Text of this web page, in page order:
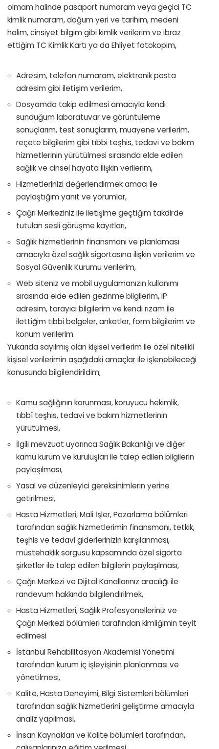
olmam halinde pasaport numaram veya geçici TC
kimlik numaram, doğum yeri ve tarihim, medeni
halim, cinsiyet bilgim gibi kimlik verilerim ve ibraz
ettiğim TC Kimlik Kartı ya da Ehliyet fotokopim,
Adresim, telefon numaram, elektronik posta
adresim gibi iletişim verilerim,
Dosyamda takip edilmesi amacıyla kendi
sunduğum laboratuvar ve görüntüleme
sonuçlarım, test sonuçlarım, muayene verilerim,
reçete bilgilerim gibi tıbbi teşhis, tedavi ve bakım
hizmetlerinin yürütülmesi sırasında elde edilen
sağlık ve cinsel hayata ilişkin verilerim,
Hizmetlerinizi değerlendirmek amacı ile
paylaştığım yanıt ve yorumlar,
Çağrı Merkeziniz ile iletişime geçtiğim takdirde
tutulan sesli görüşme kayıtları,
Sağlık hizmetlerinin finansmanı ve planlaması
amacıyla özel sağlık sigortasına ilişkin verilerim ve
Sosyal Güvenlik Kurumu verilerim,
Web siteniz ve mobil uygulamanızın kullanımı
sırasında elde edilen gezinme bilgilerim, IP
adresim, tarayıcı bilgilerim ve kendi rızam ile
ilettiğim tıbbi belgeler, anketler, form bilgilerim ve
konum verilerim.
Yukarıda sayılmış olan kişisel verilerim ile özel nitelikli
kişisel verilerimin aşağıdaki amaçlar ile işlenebileceği
konusunda bilgilendirildim;
Kamu sağlığının korunması, koruyucu hekimlik,
tıbbî teşhis, tedavi ve bakım hizmetlerinin
yürütülmesi,
İlgili mevzuat uyarınca Sağlık Bakanlığı ve diğer
kamu kurum ve kuruluşları ile talep edilen bilgilerin
paylaşılması,
Yasal ve düzenleyici gereksinimlerin yerine
getirilmesi,
Hasta Hizmetleri, Mali İşler, Pazarlama bölümleri
tarafından sağlık hizmetlerimin finansmanı, tetkik,
teşhis ve tedavi giderlerinizin karşılanması,
müstehaklık sorgusu kapsamında özel sigorta
şirketler ile talep edilen bilgilerin paylaşılması,
Çağrı Merkezi ve Dijital Kanallarınız aracılığı ile
randevum hakkında bilgilendirilmek,
Hasta Hizmetleri, Sağlık Profesyonelleriniz ve
Çağrı Merkezi bölümleri tarafından kimliğimin teyit
edilmesi
İstanbul Rehabilitasyon Akademisi Yönetimi
tarafından kurum iç işleyişinin planlanması ve
yönetilmesi,
Kalite, Hasta Deneyimi, Bilgi Sistemleri bölümleri
tarafından sağlık hizmetlerini geliştirme amacıyla
analiz yapılması,
İnsan Kaynakları ve Kalite bölümleri tarafından,